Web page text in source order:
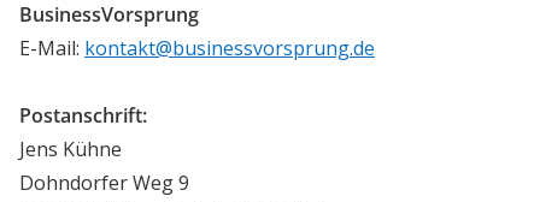
BusinessVorsprung
E-Mail: kontakt@businessvorsprung.de
Postanschrift:
Jens Kühne
Dohndorfer Weg 9